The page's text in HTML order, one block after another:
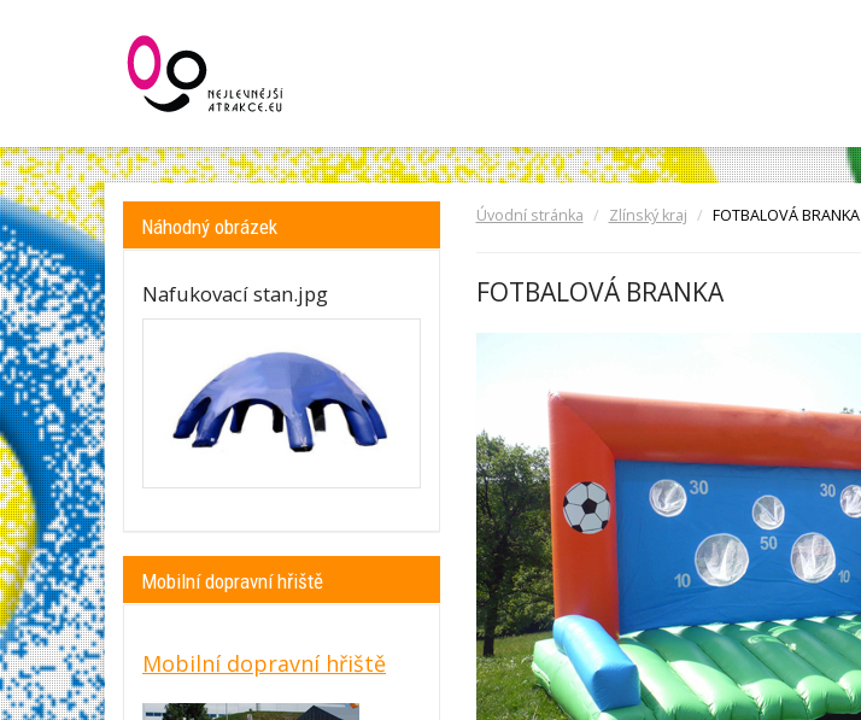
Úvodní stránka Zlínský kraj FOTBALOVÁ BRANKA
FOTBALOVÁ BRANKA
Náhodný obrázek
Nafukovací stan.jpg
Mobilní dopravní hřiště
Mobilní dopravní hřiště